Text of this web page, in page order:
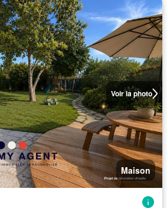
Voir la photo
Maison